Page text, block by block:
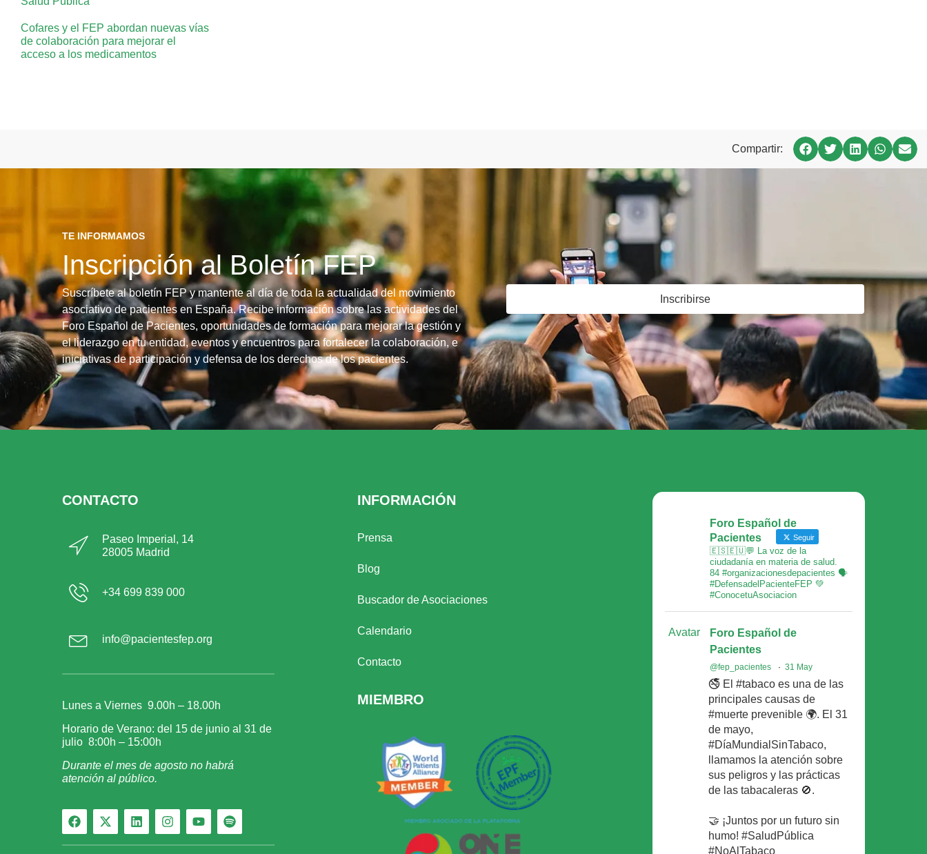
Cofares y el FEP abordan nuevas vías
de colaboración para mejorar el
acceso a los medicamentos
Compartir:
TE INFORMAMOS
Inscripción al Boletín FEP
Suscríbete al boletín FEP y mantente al día de toda la actualidad del movimiento
asociativo de pacientes en España. Recibe información sobre las actividades del
Foro Español de Pacientes, oportunidades de formación para mejorar la gestión y
el liderazgo en tu entidad, eventos y encuentros para fortalecer la colaboración, e
iniciativas de participación y defensa de los derechos de los pacientes.
Inscribirse
CONTACTO
Paseo Imperial, 14
28005 Madrid
+34 699 839 000
info@pacientesfep.org
Lunes a Viernes 9.00h – 18.00h
Horario de Verano: del 15 de junio al 31 de
julio 8:00h – 15:00h
Durante el mes de agosto no habrá
atención al público.
INFORMACIÓN
Prensa
Blog
Buscador de Asociaciones
Calendario
Contacto
MIEMBRO
Foro Español de
Pacientes
Seguir
🇪🇸🇪🇺💬 La voz de la
ciudadanía en materia de salud.
84 #organizacionesdepacientes 🗣
#DefensadelPacienteFEP 💚
#ConocetuAsociacion
Avatar
Foro Español de
Pacientes
@fep_pacientes · 31 May
🚭 El #tabaco es una de las
principales causas de
#muerte prevenible 🌍. El 31
de mayo,
#DíaMundialSinTabaco,
llamamos la atención sobre
sus peligros y las prácticas
de las tabacaleras 🚫.
🤝 ¡Juntos por un futuro sin
humo! #SaludPública
#NoAlTabaco